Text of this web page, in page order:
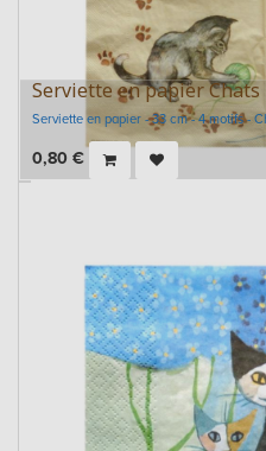
Serviette en papier Chats
Serviette en papier - 33 cm - 4 motifs -
0,80 €